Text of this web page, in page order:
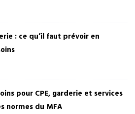
: ce qu’il faut prévoir en
pour CPE, garderie et services
normes du MFA